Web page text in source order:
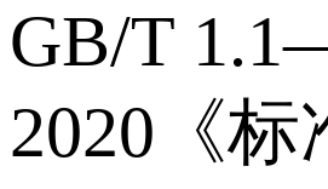
GB/T
2020《标